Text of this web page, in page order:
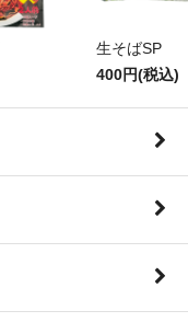
生そばSP
400円(税込)